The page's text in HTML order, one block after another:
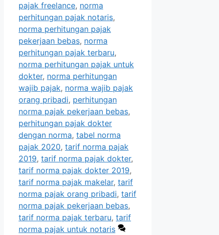
pajak freelance, norma
perhitungan pajak notaris,
norma perhitungan pajak
pekerjaan bebas, norma
perhitungan pajak terbaru,
norma perhitungan pajak untuk
dokter, norma perhitungan
wajib pajak, norma wajib pajak
orang pribadi, perhitungan
norma pajak pekerjaan bebas,
perhitungan pajak dokter
dengan norma, tabel norma
pajak 2020, tarif norma pajak
2019, tarif norma pajak dokter,
tarif norma pajak dokter 2019,
tarif norma pajak makelar, tarif
norma pajak orang pribadi, tarif
norma pajak pekerjaan bebas,
tarif norma pajak terbaru, tarif
norma pajak untuk notaris